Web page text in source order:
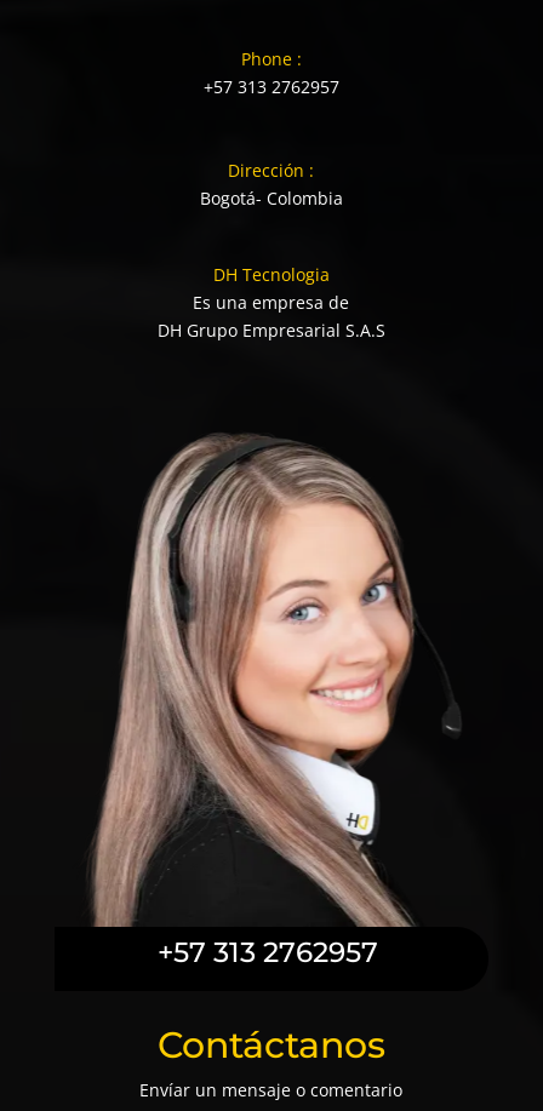
Phone :
+57 313 2762957
Dirección :
Bogotá- Colombia
DH Tecnologia
Es una empresa de
DH Grupo Empresarial S.A.S
+57 313 2762957
Contáctanos
Envíar un mensaje o comentario